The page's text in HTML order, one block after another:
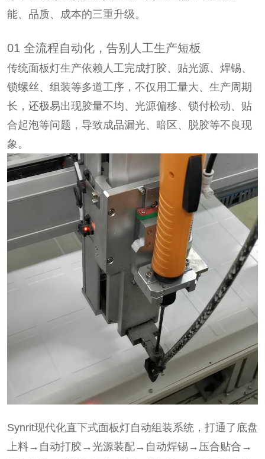
能、品质、成本的三重升级。
01 全流程自动化，告别人工生产短板
传统面板灯生产依赖人工完成打胶、贴光源、焊锡、
锁螺丝、组装等多道工序，不仅用工量大、生产周期
长，还极易出现胶量不均、光源偏移、锁付松动、贴
合起泡等问题，导致成品漏光、暗区、脱胶等不良现
象。
Synrit现代化直下式面板灯自动组装系统，打通了底盘
上料→自动打胶→光源装配→自动焊锡→压合贴合→